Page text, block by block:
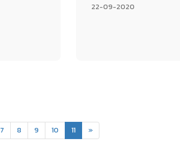
22-09-2020
7 8 9 10 11(current)
»